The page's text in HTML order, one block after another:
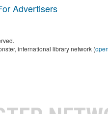
Advertisers
international library network (